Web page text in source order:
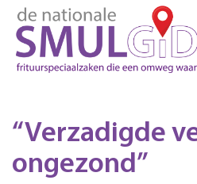
“Verzadigde
ongezond”